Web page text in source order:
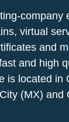
company
virtual
and
and high
is located in
(MX) and